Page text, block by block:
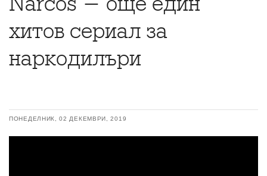
хитов сериал за
наркодилъри
ПОНЕДЕЛНИК, 02 ДЕКЕМВРИ, 2019